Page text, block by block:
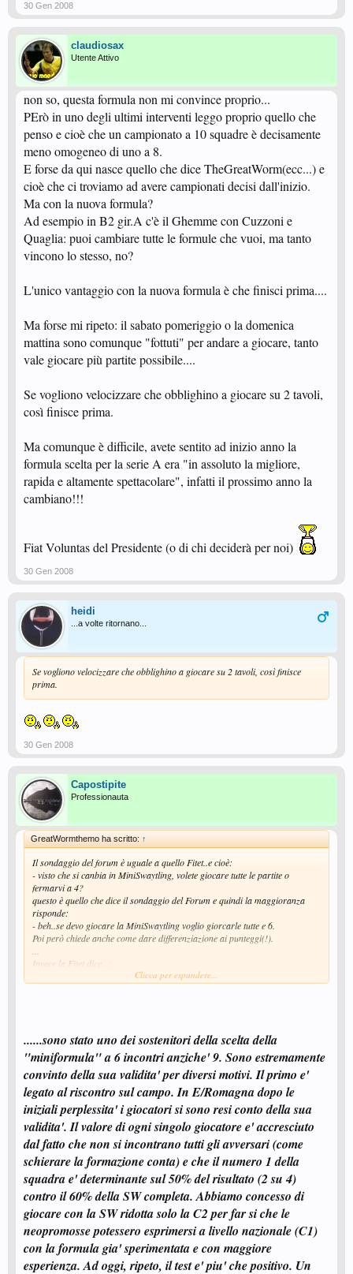
30 Gen 2008
claudiosax
Utente Attivo
non so, questa formula non mi convince proprio...
PErò in uno degli ultimi interventi leggo proprio quello che
penso e cioè che un campionato a 10 squadre è decisamente
meno omogeneo di uno a 8.
E forse da qui nasce quello che dice TheGreatWorm(ecc...) e
cioè che ci troviamo ad avere campionati decisi dall'inizio.
Ma con la nuova formula?
Ad esempio in B2 gir.A c'è il Ghemme con Cuzzoni e
Quaglia: puoi cambiare tutte le formule che vuoi, ma tanto
vincono lo stesso, no?
L'unico vantaggio con la nuova formula è che finisci prima....
Ma forse mi ripeto: il sabato pomeriggio o la domenica
mattina sono comunque "fottuti" per andare a giocare, tanto
vale giocare più partite possibile....
Se vogliono velocizzare che obblighino a giocare su 2 tavoli,
così finisce prima.
Ma comunque è difficile, avete sentito ad inizio anno la
formula scelta per la serie A era "in assoluto la migliore,
rapida e altamente spettacolare", infatti il prossimo anno la
cambiano!!!
Fiat Voluntas del Presidente (o di chi deciderà per noi)
30 Gen 2008
heidi
...a volte ritornano...
Se vogliono velocizzare che obblighino a giocare su 2 tavoli, così finisce
prima.
30 Gen 2008
Capostipite
Professionauta
GreatWormthemo ha scritto: ↑
Il sondaggio del forum è uguale a quello Fitet..e cioè:
- visto che si canbia in MiniSwaytling, volete giocare tutte le partite o
fermarvi a 4?
questo è quello che dice il sondaggio del Forum e quindi la maggioranza
risponde:
- beh..se devo giocare la MiniSwaytling voglio giorcarle tutte e 6.
Poi però chiede anche come dare differenziazione ai punteggi(!).
Invece la Fitet dice...:
- La A1 la gioco con la MiniSwaytling (e si ferma a 4 punti).
-----------------------------------------------------------------------------------
ed ho già spiegato perchè sono comunque favorevole al passaggio alla
MiniSwaytling.... può darsi che i partite in meno....
NEI REGIONALI TESTATI STA ANDANDO BENE E LA GENTE
NON FA LO STRESS CHE VI STATE INVENTANDO QUI.... FATE
PIU' TORNEI INVECE DI
Clicca per espandere...
......sono stato uno dei sostenitori della scelta della
"miniformula" a 6 incontri anziche' 9. Sono estremamente
convinto della sua validita' per diversi motivi. Il primo e'
legato al riscontro sul campo. In E/Romagna dopo le
iniziali perplessita' i giocatori si sono resi conto della sua
validita'. Il valore di ogni singolo giocatore e' accresciuto
dal fatto che non si incontrano tutti gli avversari (come
schierare la formazione conta) e che il numero 1 della
squadra e' determinante sul 50% del risultato (2 su 4)
contro il 60% della SW completa. Abbiamo concesso di
giocare con la SW ridotta solo la C2 per far si che le
neopromosse potessero esprimersi a livello nazionale (C1)
con la formula gia' sperimentata e con maggiore
esperienza. Ad oggi, ripeto, il test e' piu' che positivo. Un